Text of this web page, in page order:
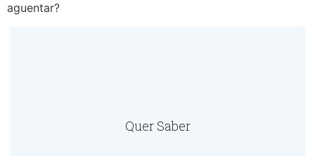
aguentar?
Quer Saber